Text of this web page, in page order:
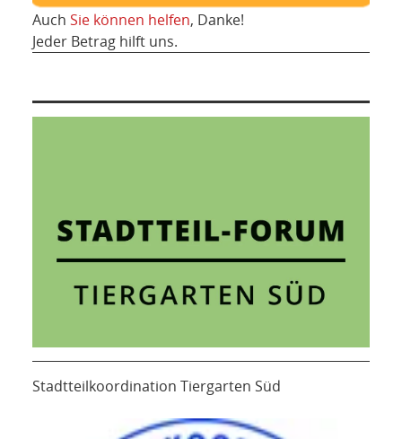
Auch Sie können helfen, Danke!
Jeder Betrag hilft uns.
Stadtteilkoordination Tiergarten Süd